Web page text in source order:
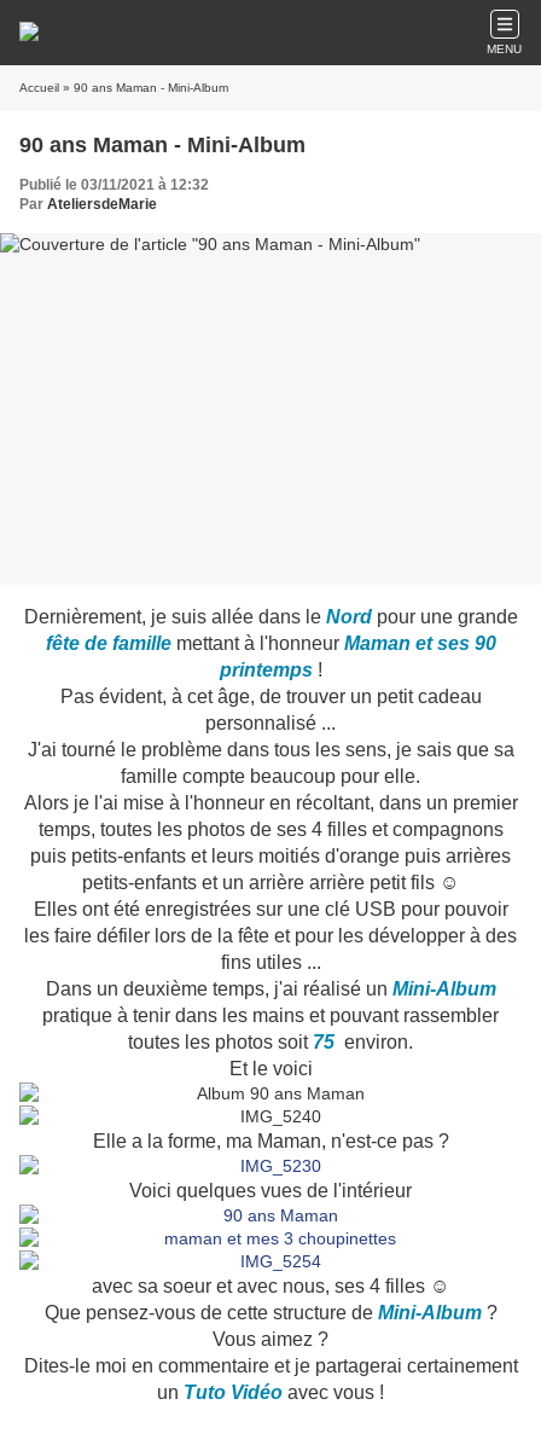
MENU
Accueil » 90 ans Maman - Mini-Album
90 ans Maman - Mini-Album
Publié le 03/11/2021 à 12:32
Par AteliersdeMarie
Dernièrement, je suis allée dans le Nordpour une grande
fête de famillemettant à l'honneur Maman et ses 90
printemps!
Pas évident, à cet âge, de trouver un petit cadeau
personnalisé ...
J'ai tourné le problème dans tous les sens, je sais que sa
famille compte beaucoup pour elle.
Alors je l'ai mise à l'honneur en récoltant, dans un premier
temps, toutes les photos de ses 4 filles et compagnons
puis petits-enfants et leurs moitiés d'orange puis arrières
petits-enfants et un arrière arrière petit fils ☺
Elles ont été enregistrées sur une clé USB pour pouvoir
les faire défiler lors de la fête et pour les développer à des
fins utiles ...
Dans un deuxième temps, j'ai réalisé un Mini-Album
pratique à tenir dans les mains et pouvant rassembler
toutes les photos soit 75 environ.
Et le voici
Elle a la forme, ma Maman, n'est-ce pas ?
Voici quelques vues de l'intérieur
avec sa soeur et avec nous, ses 4 filles ☺
Que pensez-vous de cette structure de Mini-Album?
Vous aimez ?
Dites-le moi en commentaire et je partagerai certainement
un Tuto Vidéo avec vous !